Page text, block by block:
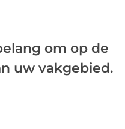
om op de
uw vakgebied.